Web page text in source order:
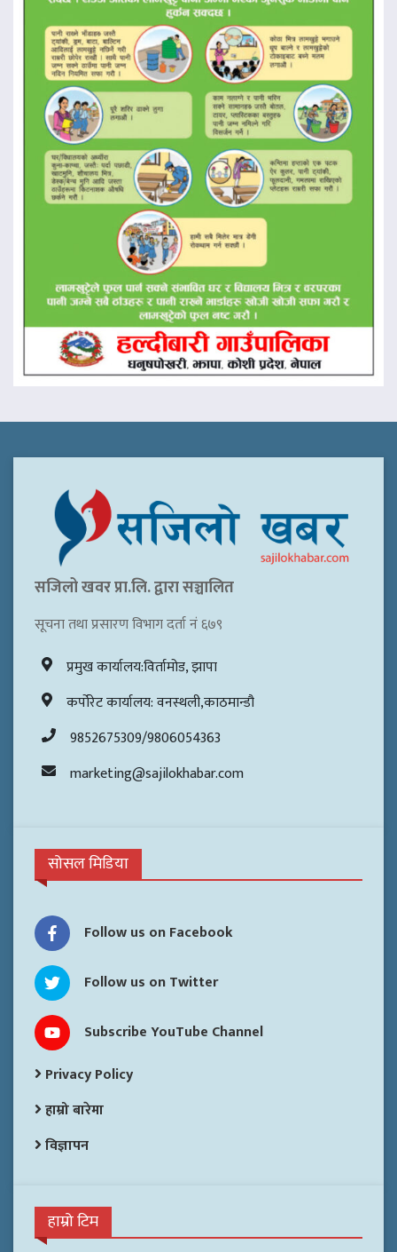
सजिलो खवर प्रा.लि. द्वारा सञ्चालित
सूचना तथा प्रसारण विभाग दर्ता नं ६७९
प्रमुख कार्यालय:विर्तामोड, झापा
कर्पोरेट कार्यालय: वनस्थली,काठमान्डौ
9852675309/9806054363
marketing@sajilokhabar.com
सोसल मिडिया
Follow us on Facebook
Follow us on Twitter
Subscribe YouTube Channel
Privacy Policy
हाम्रो बारेमा
विज्ञापन
हाम्रो टिम